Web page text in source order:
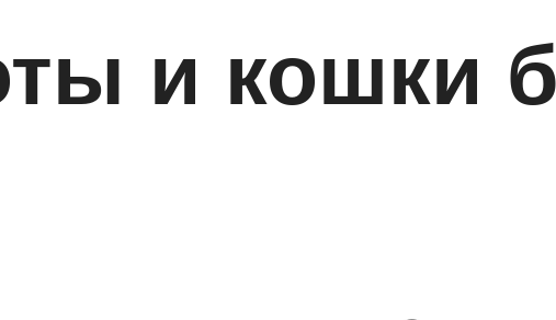
и кошки